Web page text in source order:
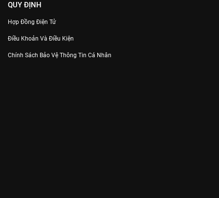
QUY ĐỊNH
Hợp Đồng Điện Tử
Điều Khoản Và Điều Kiện
Chính Sách Bảo Vệ Thông Tin Cá Nhân